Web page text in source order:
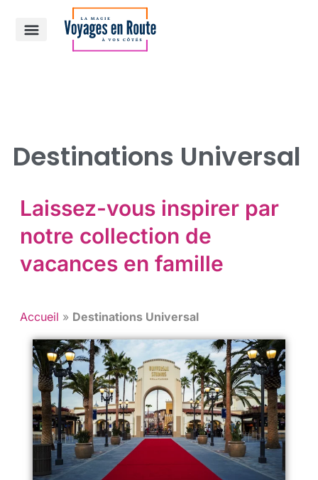
Destinations Universal
Laissez-vous inspirer par
notre collection de
vacances en famille
Accueil » Destinations Universal